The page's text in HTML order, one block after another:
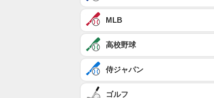
MLB
高校野球
侍ジャパン
ゴルフ